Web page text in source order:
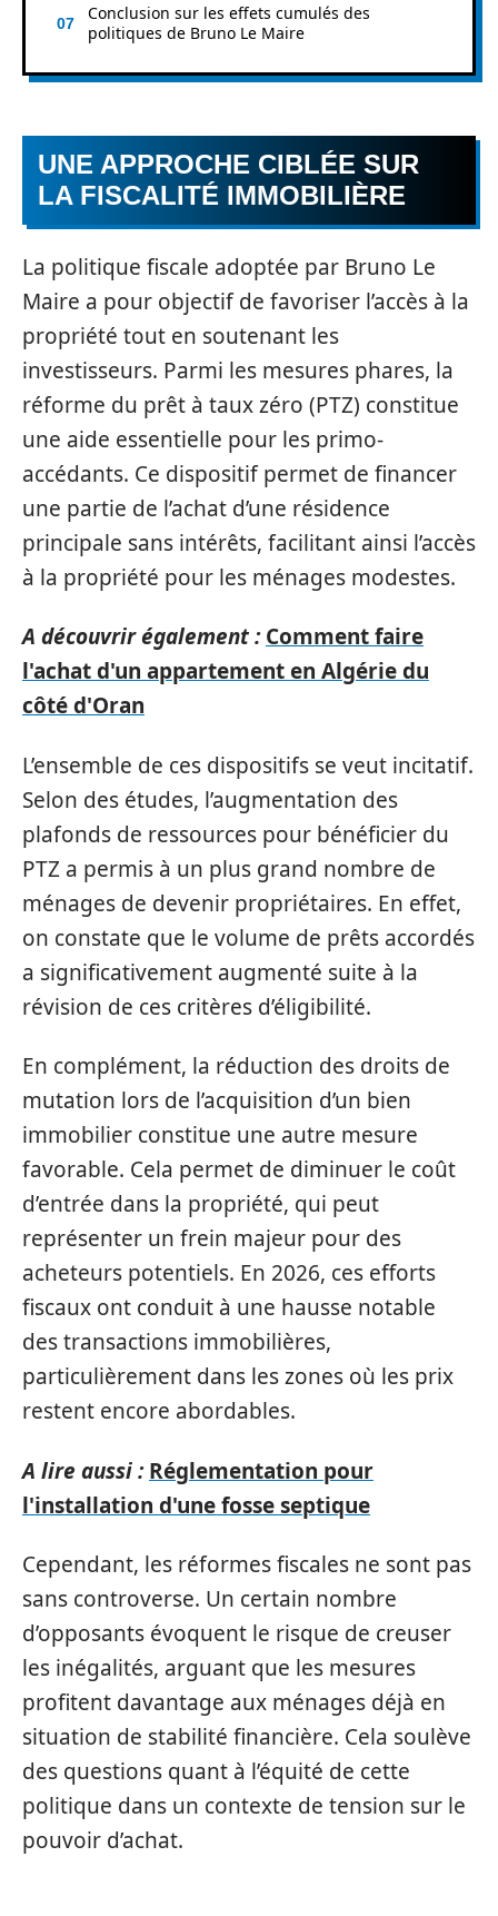
Conclusion sur les effets cumulés des
politiques de Bruno Le Maire
UNE APPROCHE CIBLÉE SUR
LA FISCALITÉ IMMOBILIÈRE
La politique fiscale adoptée par Bruno Le
Maire a pour objectif de favoriser l’accès à la
propriété tout en soutenant les
investisseurs. Parmi les mesures phares, la
réforme du prêt à taux zéro (PTZ) constitue
une aide essentielle pour les primo-
accédants. Ce dispositif permet de financer
une partie de l’achat d’une résidence
principale sans intérêts, facilitant ainsi l’accès
à la propriété pour les ménages modestes.
A découvrir également : Comment faire
l'achat d'un appartement en Algérie du
côté d'Oran
L’ensemble de ces dispositifs se veut incitatif.
Selon des études, l’augmentation des
plafonds de ressources pour bénéficier du
PTZ a permis à un plus grand nombre de
ménages de devenir propriétaires. En effet,
on constate que le volume de prêts accordés
a significativement augmenté suite à la
révision de ces critères d’éligibilité.
En complément, la réduction des droits de
mutation lors de l’acquisition d’un bien
immobilier constitue une autre mesure
favorable. Cela permet de diminuer le coût
d’entrée dans la propriété, qui peut
représenter un frein majeur pour des
acheteurs potentiels. En 2026, ces efforts
fiscaux ont conduit à une hausse notable
des transactions immobilières,
particulièrement dans les zones où les prix
restent encore abordables.
A lire aussi : Réglementation pour
l'installation d'une fosse septique
Cependant, les réformes fiscales ne sont pas
sans controverse. Un certain nombre
d’opposants évoquent le risque de creuser
les inégalités, arguant que les mesures
profitent davantage aux ménages déjà en
situation de stabilité financière. Cela soulève
des questions quant à l’équité de cette
politique dans un contexte de tension sur le
pouvoir d’achat.